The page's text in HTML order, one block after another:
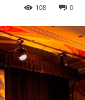
0
108